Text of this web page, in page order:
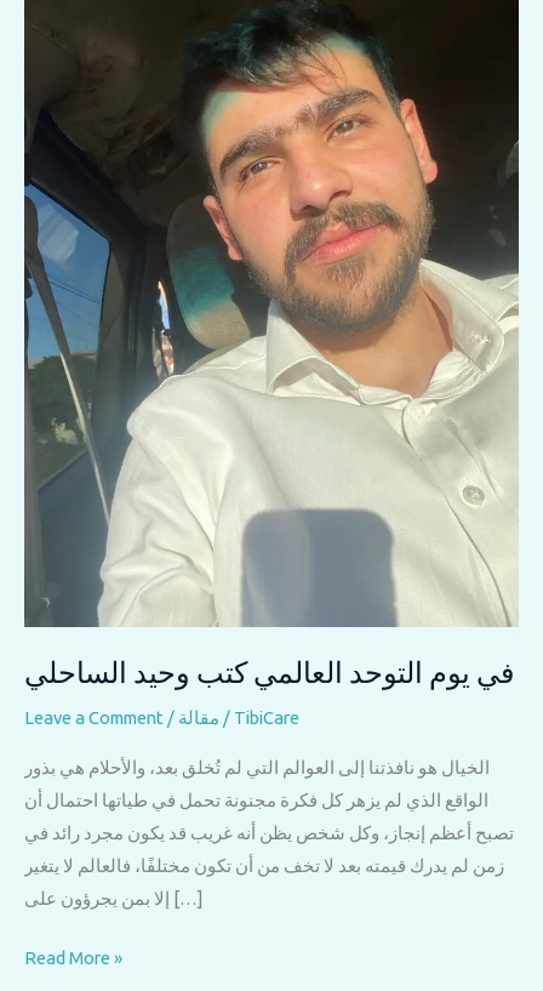
في يوم التوحد العالمي كتب وحيد الساحلي
Leave a Comment / مقالة / TibiCare
الخيال هو نافذتنا إلى العوالم التي لم تُخلق بعد، والأحلام هي بذور
الواقع الذي لم يزهر كل فكرة مجنونة تحمل في طياتها احتمال أن
تصبح أعظم إنجاز، وكل شخص يظن أنه غريب قد يكون مجرد رائد في
زمن لم يدرك قيمته بعد لا تخف من أن تكون مختلفًا، فالعالم لا يتغير
إلا بمن يجرؤون على […]
في
Read More »